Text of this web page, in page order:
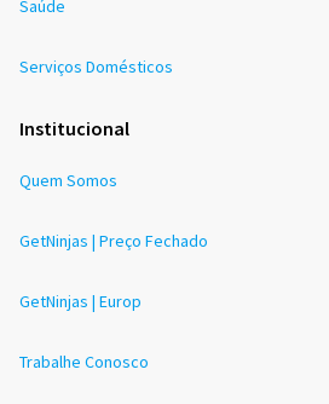
Saúde
Serviços Domésticos
Institucional
Quem Somos
GetNinjas | Preço Fechado
GetNinjas | Europ
Trabalhe Conosco